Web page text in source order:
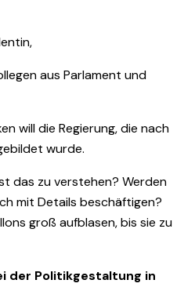
aus Parlament und
will die Regierung, die nach
wurde.
das zu verstehen? Werden
mit Details beschäftigen?
groß aufblasen, bis sie zu
der Politikgestaltung in